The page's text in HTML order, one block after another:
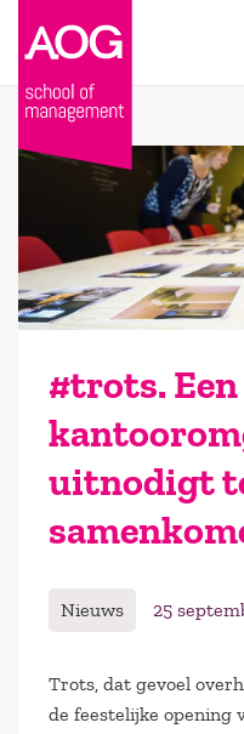
#trots. Een
uitnodigt
Nieuws 25
Trots, dat gevoel
de feestelijke opening